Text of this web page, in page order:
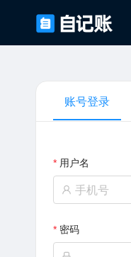
账号登录
用户名
密码